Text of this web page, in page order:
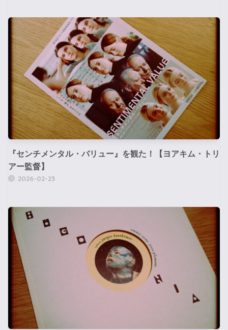
『センチメンタル・バリュー』を観た！【ヨアキム・トリ
アー監督】
2026-02-23